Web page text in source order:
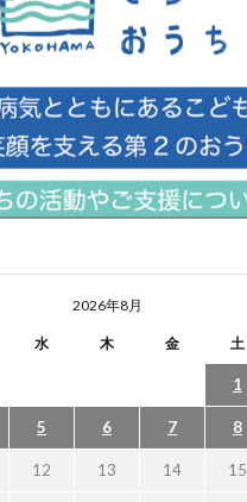
2026年8月
水 木 金 土
1
5 6 7 8
12 13 14 15